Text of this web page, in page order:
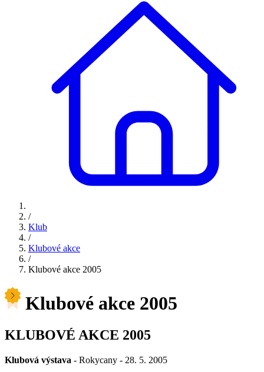
/
Klub
/
Klubové akce
/
Klubové akce 2005
Klubové akce 2005
KLUBOVÉ AKCE 2005
Klubová výstava - Rokycany - 28. 5. 2005